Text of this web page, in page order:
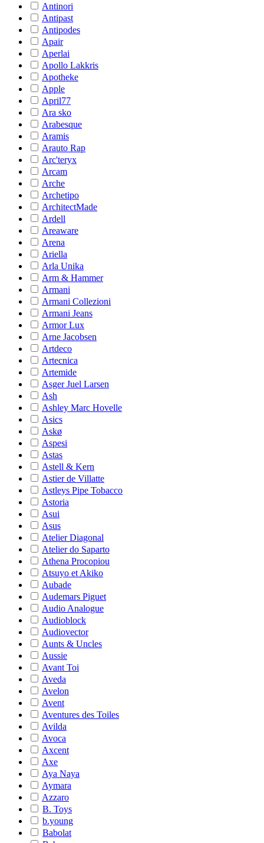
Antinori
Antipast
Antipodes
Apair
Aperlai
Apollo Lakkris
Apotheke
Apple
April77
Ara sko
Arabesque
Aramis
Arauto Rap
Arc'teryx
Arcam
Arche
Archetipo
ArchitectMade
Ardell
Areaware
Arena
Ariella
Arla Unika
Arm & Hammer
Armani
Armani Collezioni
Armani Jeans
Armor Lux
Arne Jacobsen
Artdeco
Artecnica
Artemide
Asger Juel Larsen
Ash
Ashley Marc Hovelle
Asics
Askø
Aspesi
Astas
Astell & Kern
Astier de Villatte
Astleys Pipe Tobacco
Astoria
Asui
Asus
Atelier Diagonal
Atelier do Saparto
Athena Procopiou
Atsuyo et Akiko
Aubade
Audemars Piguet
Audio Analogue
Audioblock
Audiovector
Aunts & Uncles
Aussie
Avant Toi
Aveda
Avelon
Avent
Aventures des Toiles
Avilda
Avoca
Axcent
Axe
Aya Naya
Aymara
Azzaro
B. Toys
b.young
Babolat